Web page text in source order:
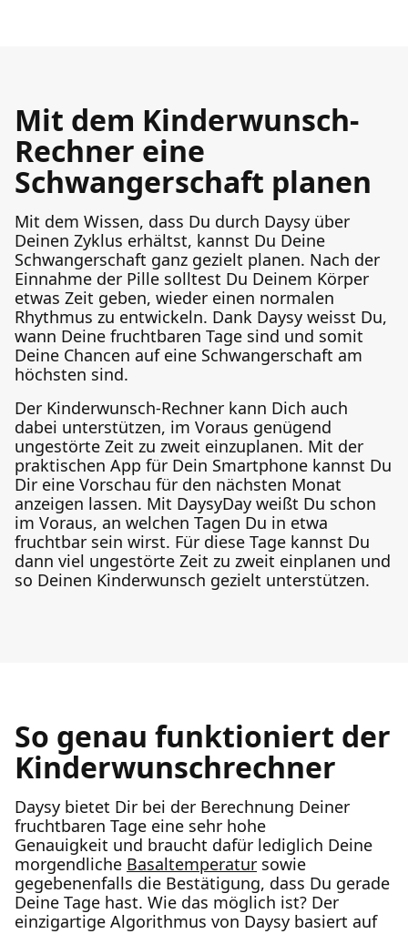
Mit dem Kinderwunsch-
Rechner eine
Schwangerschaft planen
Mit dem Wissen, dass Du durch Daysy über
Deinen Zyklus erhältst, kannst Du Deine
Schwangerschaft ganz gezielt planen. Nach der
Einnahme der Pille solltest Du Deinem Körper
etwas Zeit geben, wieder einen normalen
Rhythmus zu entwickeln. Dank Daysy weisst Du,
wann Deine fruchtbaren Tage sind und somit
Deine Chancen auf eine Schwangerschaft am
höchsten sind.
Der Kinderwunsch-Rechner kann Dich auch
dabei unterstützen, im Voraus genügend
ungestörte Zeit zu zweit einzuplanen. Mit der
praktischen App für Dein Smartphone kannst Du
Dir eine Vorschau für den nächsten Monat
anzeigen lassen. Mit DaysyDay weißt Du schon
im Voraus, an welchen Tagen Du in etwa
fruchtbar sein wirst. Für diese Tage kannst Du
dann viel ungestörte Zeit zu zweit einplanen und
so Deinen Kinderwunsch gezielt unterstützen.
So genau funktioniert der
Kinderwunschrechner
Daysy bietet Dir bei der Berechnung Deiner
fruchtbaren Tage eine sehr hohe
Genauigkeit und braucht dafür lediglich Deine
morgendliche Basaltemperatur sowie
gegebenenfalls die Bestätigung, dass Du gerade
Deine Tage hast. Wie das möglich ist? Der
einzigartige Algorithmus von Daysy basiert auf